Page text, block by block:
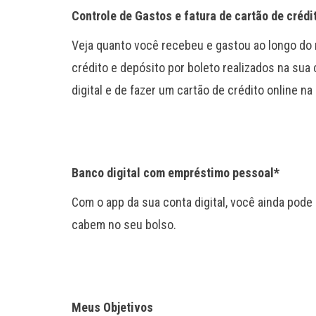
Controle de Gastos e fatura de cartão de
Veja quanto você recebeu e gastou ao longo
crédito e depósito por boleto realizados na
digital e de fazer um cartão de crédito online na
Banco digital com empréstimo pessoal*
Com o app da sua conta digital, você ainda
cabem no seu bolso.
Meus Objetivos